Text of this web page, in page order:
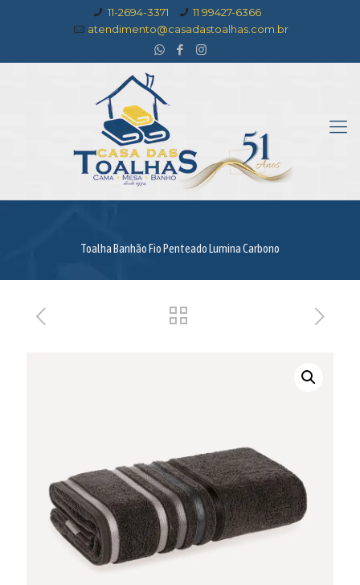
11-2694-3371
11 99427-6366
atendimento@casadastoalhas.com.br
Toalha Banhão Fio Penteado Lumina Carbono